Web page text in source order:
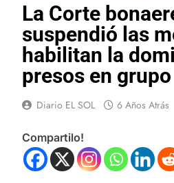
La Corte
suspendió las
habilitan la
presos en
Diario EL SOL 6 Años Atrás
Compartilo!